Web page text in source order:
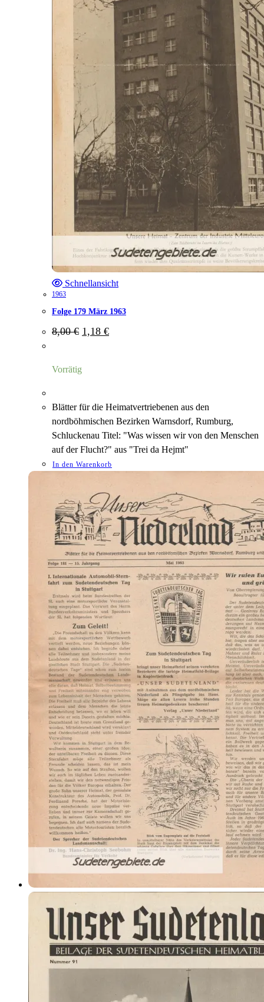
Schnellansicht
1963
Folge 179 März 1963
8,00€ Ursprünglicher
Preis
1,18 €Aktueller
Preis
Vorrätig
Blätter für die Heimatvertriebenen aus den
nordböhmischen Bezirken Warnsdorf, Rumburg,
Schluckenau Titel: "Was wissen wir von den Menschen
auf der Flucht?" aus "Trei da Hejmt"
In den Warenkorb